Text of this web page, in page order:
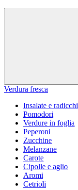
Verdura fresca
Insalate e radicchi
Pomodori
Verdure in foglia
Peperoni
Zucchine
Melanzane
Carote
Cipolle e aglio
Aromi
Cetrioli